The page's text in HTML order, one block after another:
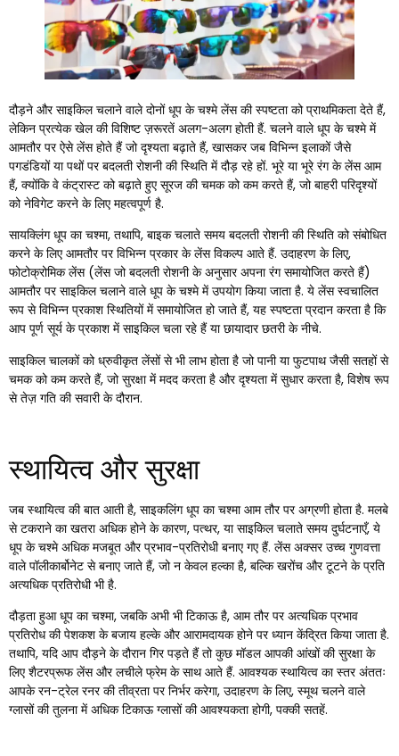
दौड़ने और साइकिल चलाने वाले दोनों धूप के चश्मे लेंस की स्पष्टता को प्राथमिकता देते हैं,
लेकिन प्रत्येक खेल की विशिष्ट ज़रूरतें अलग-अलग होती हैं. चलने वाले धूप के चश्मे में
आमतौर पर ऐसे लेंस होते हैं जो दृश्यता बढ़ाते हैं, खासकर जब विभिन्न इलाकों जैसे
पगडंडियों या पथों पर बदलती रोशनी की स्थिति में दौड़ रहे हों. भूरे या भूरे रंग के लेंस आम
हैं, क्योंकि वे कंट्रास्ट को बढ़ाते हुए सूरज की चमक को कम करते हैं, जो बाहरी परिदृश्यों
को नेविगेट करने के लिए महत्वपूर्ण है.
सायक्लिंग धूप का चश्मा, तथापि, बाइक चलाते समय बदलती रोशनी की स्थिति को संबोधित
करने के लिए आमतौर पर विभिन्न प्रकार के लेंस विकल्प आते हैं. उदाहरण के लिए,
फोटोक्रोमिक लेंस (लेंस जो बदलती रोशनी के अनुसार अपना रंग समायोजित करते हैं)
आमतौर पर साइकिल चलाने वाले धूप के चश्मे में उपयोग किया जाता है. ये लेंस स्वचालित
रूप से विभिन्न प्रकाश स्थितियों में समायोजित हो जाते हैं, यह स्पष्टता प्रदान करता है कि
आप पूर्ण सूर्य के प्रकाश में साइकिल चला रहे हैं या छायादार छतरी के नीचे.
साइकिल चालकों को ध्रुवीकृत लेंसों से भी लाभ होता है जो पानी या फुटपाथ जैसी सतहों से
चमक को कम करते हैं, जो सुरक्षा में मदद करता है और दृश्यता में सुधार करता है, विशेष रूप
से तेज़ गति की सवारी के दौरान.
स्थायित्व और सुरक्षा
जब स्थायित्व की बात आती है, साइकलिंग धूप का चश्मा आम तौर पर अग्रणी होता है. मलबे
से टकराने का खतरा अधिक होने के कारण, पत्थर, या साइकिल चलाते समय दुर्घटनाएँ, ये
धूप के चश्मे अधिक मजबूत और प्रभाव-प्रतिरोधी बनाए गए हैं. लेंस अक्सर उच्च गुणवत्ता
वाले पॉलीकार्बोनेट से बनाए जाते हैं, जो न केवल हल्का है, बल्कि खरोंच और टूटने के प्रति
अत्यधिक प्रतिरोधी भी है.
दौड़ता हुआ धूप का चश्मा, जबकि अभी भी टिकाऊ है, आम तौर पर अत्यधिक प्रभाव
प्रतिरोध की पेशकश के बजाय हल्के और आरामदायक होने पर ध्यान केंद्रित किया जाता है.
तथापि, यदि आप दौड़ने के दौरान गिर पड़ते हैं तो कुछ मॉडल आपकी आंखों की सुरक्षा के
लिए शैटरप्रूफ लेंस और लचीले फ्रेम के साथ आते हैं. आवश्यक स्थायित्व का स्तर अंततः
आपके रन-ट्रेल रनर की तीव्रता पर निर्भर करेगा, उदाहरण के लिए, स्मूथ चलने वाले
ग्लासों की तुलना में अधिक टिकाऊ ग्लासों की आवश्यकता होगी, पक्की सतहें.